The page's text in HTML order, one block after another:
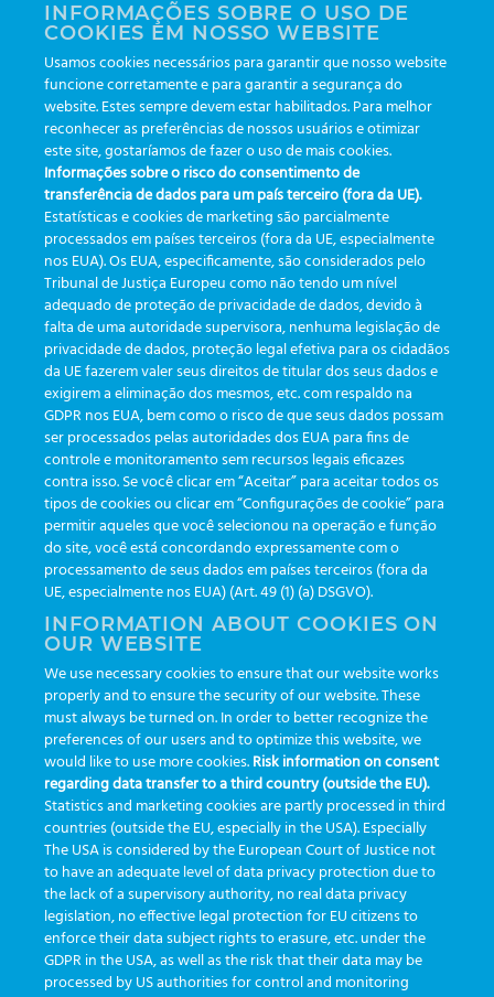
frentes que vejo todos os dias: reduzir erro no pré-
analítico, ter visibilidade em tempo real e padronizar
a coleta. Nos meus rounds com gestores e equipes,
os mesmos incômodos reaparecem: Para […]
| Etiquetadocbpc-ml-2025 ,etrack,flebotomista ,GreinerBioOne
IA,inovação,laboratório ,novas tecnologias,Pré-analítica
produtividade,qualidade,rastreabilidade,tecnologia,
Transformação Digital
CATEGORÍAS
Actualizaciones(19)
Eventos(19)
Funcionalidades(35)
Boletines(111)
TAGS
auditoria automação
congresso customização dashboard DICQ eficiência
enterprise etrack flebotomista governança clínica
GreinerBioOne greinerbioonebr HL7 IA informação
inovação ISO15189 laboratório novas tecnologias PALC
preanalitica processo de coleta produtividade
Pré-analítica qualidade rastreabilidade RDC
rotina laboratorial saúde tecnologia tomada de decisão
Transformação Transformação Digital tubos usabilidade
VACUETTE®
INFORMAÇÕES SOBRE O USO DE
COOKIES EM NOSSO WEBSITE
Usamos cookies necessários para garantir que nosso website
funcione corretamente e para garantir a segurança do
website. Estes sempre devem estar habilitados. Para melhor
reconhecer as preferências de nossos usuários e otimizar
este site, gostaríamos de fazer o uso de mais cookies.
Informações sobre o risco do consentimento de
transferência de dados para um país terceiro (fora da UE).
Estatísticas e cookies de marketing são parcialmente
processados em países terceiros (fora da UE, especialmente
nos EUA). Os EUA, especificamente, são considerados pelo
Tribunal de Justiça Europeu como não tendo um nível
adequado de proteção de privacidade de dados, devido à
falta de uma autoridade supervisora, nenhuma legislação de
privacidade de dados, proteção legal efetiva para os cidadãos
da UE fazerem valer seus direitos de titular dos seus dados e
exigirem a eliminação dos mesmos, etc. com respaldo na
GDPR nos EUA, bem como o risco de que seus dados possam
ser processados pelas autoridades dos EUA para fins de
controle e monitoramento sem recursos legais eficazes
contra isso. Se você clicar em “Aceitar” para aceitar todos os
tipos de cookies ou clicar em “Configurações de cookie” para
permitir aqueles que você selecionou na operação e função
do site, você está concordando expressamente com o
processamento de seus dados em países terceiros (fora da
UE, especialmente nos EUA) (Art. 49 (1) (a) DSGVO).
INFORMATION ABOUT COOKIES ON
OUR WEBSITE
We use necessary cookies to ensure that our website works
properly and to ensure the security of our website. These
must always be turned on. In order to better recognize the
preferences of our users and to optimize this website, we
would like to use more cookies.Risk information on consent
regarding data transfer to a third country (outside the EU).
Statistics and marketing cookies are partly processed in third
countries (outside the EU, especially in the USA). Especially
The USA is considered by the European Court of Justice not
to have an adequate level of data privacy protection due to
the lack of a supervisory authority, no real data privacy
legislation, no effective legal protection for EU citizens to
enforce their data subject rights to erasure, etc. under the
GDPR in the USA, as well as the risk that their data may be
processed by US authorities for control and monitoring